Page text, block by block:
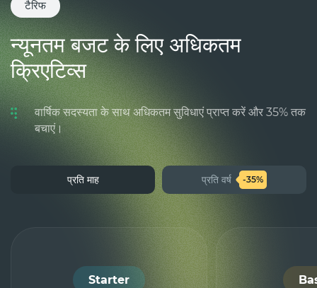
टैरिफ
न्यूनतम बजट के लिए अधिकतम
क्रिएटिव्स
वार्षिक सदस्यता के साथ अधिकतम सुविधाएं प्राप्त करें और 35% तक
बचाएं।
प्रति माह प्रति वर्ष -35%
Starter